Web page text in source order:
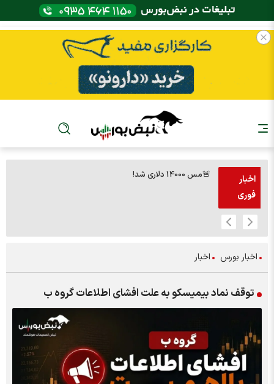
اخبار
فوری
🚨مس 14000 دلاری شد!
اخبار بورس اخبار
توقف نماد بيميسكو به علت افشاي اطلاعات گروه ب